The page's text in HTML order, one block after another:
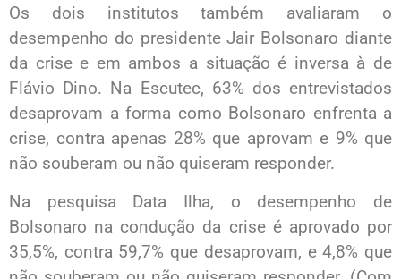
Os dois institutos também avaliaram o
desempenho do presidente Jair Bolsonaro diante
da crise e em ambos a situação é inversa à de
Flávio Dino. Na Escutec, 63% dos entrevistados
desaprovam a forma como Bolsonaro enfrenta a
crise, contra apenas 28% que aprovam e 9% que
não souberam ou não quiseram responder.
Na pesquisa Data Ilha, o desempenho de
Bolsonaro na condução da crise é aprovado por
35,5%, contra 59,7% que desaprovam, e 4,8% que